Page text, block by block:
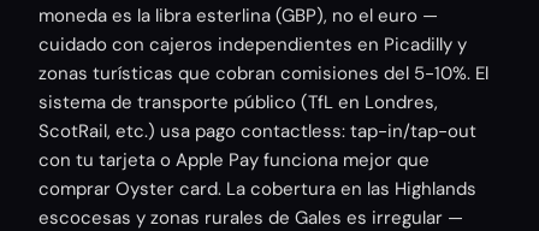
moneda es la libra esterlina (GBP), no el euro —
cuidado con cajeros independientes en Picadilly y
zonas turísticas que cobran comisiones del 5-10%. El
sistema de transporte público (TfL en Londres,
ScotRail, etc.) usa pago contactless: tap-in/tap-out
con tu tarjeta o Apple Pay funciona mejor que
comprar Oyster card. La cobertura en las Highlands
escocesas y zonas rurales de Gales es irregular —